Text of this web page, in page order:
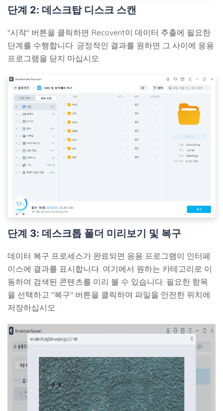
단계 2: 데스크탑 디스크 스캔
"시작" 버튼을 클릭하면 Recoverit이 데이터 추출에 필요한
단계를 수행합니다. 긍정적인 결과를 원하면 그 사이에 응용
프로그램을 닫지 마십시오.
단계 3: 데스크톱 폴더 미리보기 및 복구
데이터 복구 프로세스가 완료되면 응용 프로그램이 인터페
이스에 결과를 표시합니다. 여기에서 원하는 카테고리로 이
동하여 검색된 콘텐츠를 미리 볼 수 있습니다. 필요한 항목
을 선택하고 "복구" 버튼을 클릭하여 파일을 안전한 위치에
저장하십시오.